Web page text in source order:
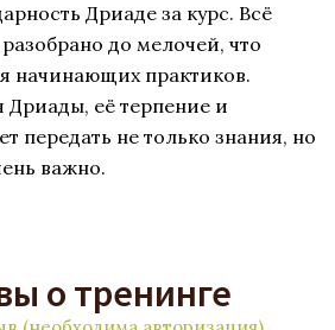
Дриаде за курс. Всё
до мелочей, что
начинающих практиков.
Дриады, её терпение и
передать не только знания, но
важно.
о тренинге